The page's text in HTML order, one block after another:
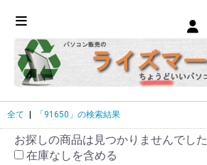
全て 「91650」の検索結果
お探しの商品は見つかりませんでした
在庫なしを含める